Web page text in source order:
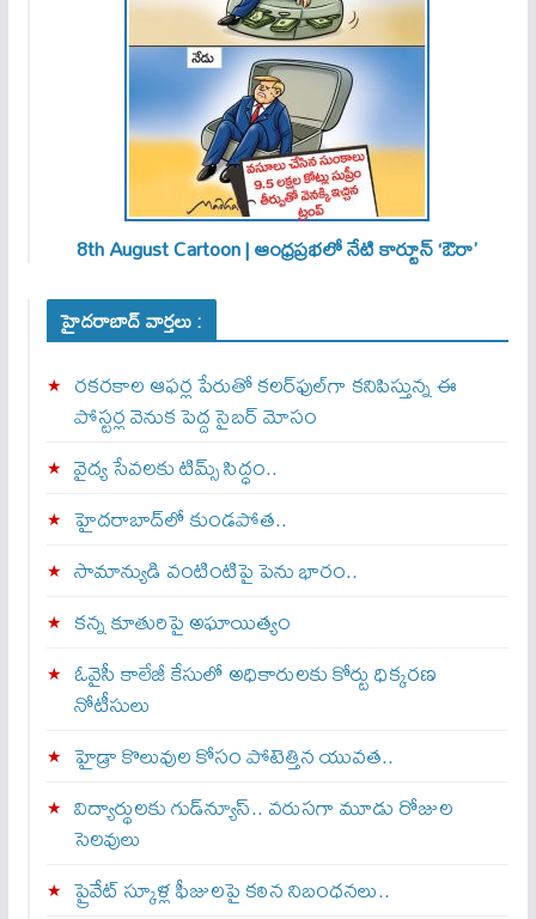
8th August Cartoon | ఆంధ్రప్రభలో నేటి కార్టూన్ ‘ఔరా’
హైదరాబాద్ వార్తలు :
రకరకాల ఆఫర్ల పేరుతో కలర్‌ఫుల్‌గా కనిపిస్తున్న ఈ
పోస్టర్ల వెనుక పెద్ద సైబర్ మోసం
వైద్య సేవలకు టిమ్స్‌ సిద్ధం..
హైదరాబాద్‌లో కుండపోత..
సామాన్యుడి వంటింటిపై పెను భారం..
కన్న కూతురిపై అఘాయిత్యం
ఓవైసీ కాలేజీ కేసులో అధికారులకు కోర్టు ధిక్కరణ
నోటీసులు
హైడ్రా కొలువుల కోసం పోటెత్తిన యువత..
విద్యార్థులకు గుడ్‌న్యూస్.. వరుసగా మూడు రోజుల
సెలవులు
ప్రైవేట్ స్కూళ్ల ఫీజులపై కఠిన నిబంధనలు..